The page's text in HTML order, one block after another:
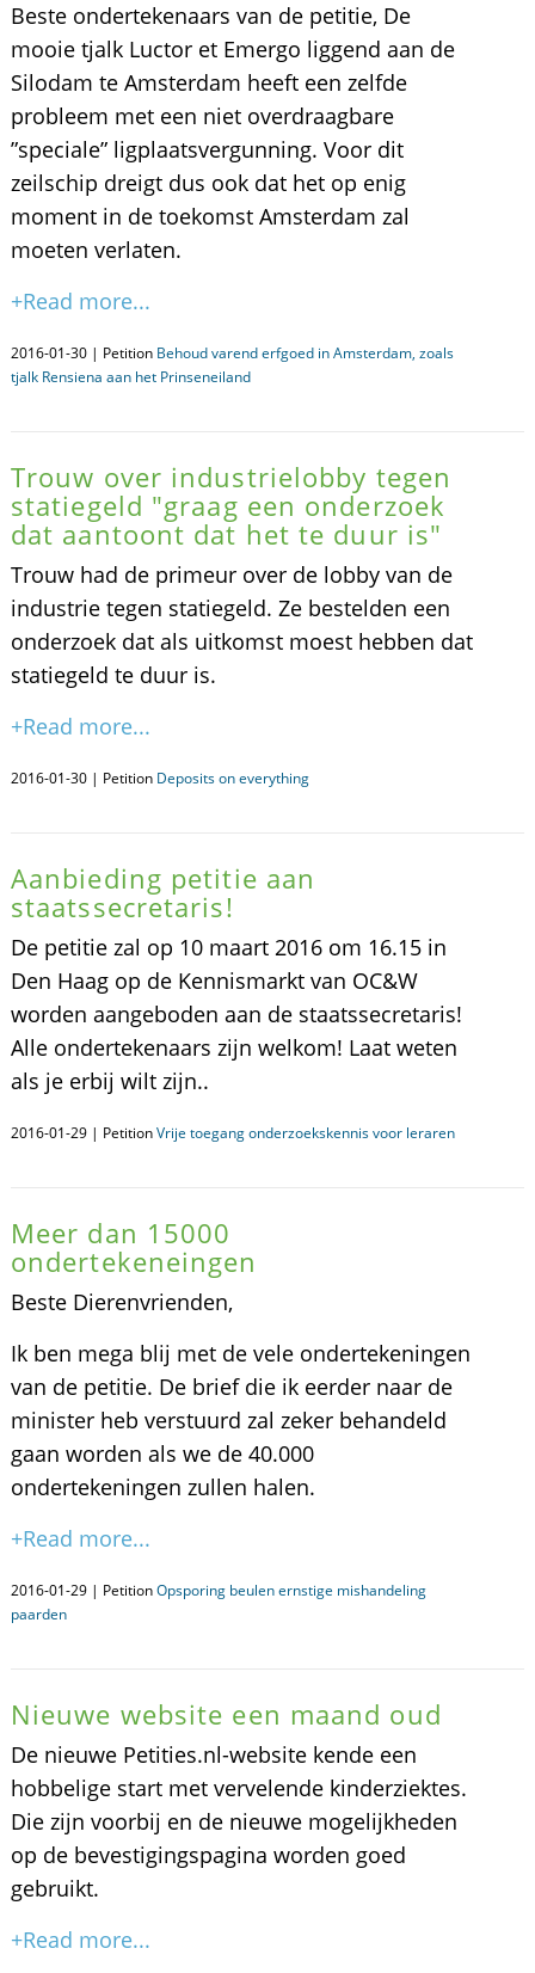
Beste ondertekenaars van de petitie, De
mooie tjalk Luctor et Emergo liggend aan de
Silodam te Amsterdam heeft een zelfde
probleem met een niet overdraagbare
”speciale” ligplaatsvergunning. Voor dit
zeilschip dreigt dus ook dat het op enig
moment in de toekomst Amsterdam zal
moeten verlaten.
+Read more...
2016-01-30 | Petition Behoud varend erfgoed in Amsterdam, zoals
tjalk Rensiena aan het Prinseneiland
Trouw over industrielobby tegen
statiegeld "graag een onderzoek
dat aantoont dat het te duur is"
Trouw had de primeur over de lobby van de
industrie tegen statiegeld. Ze bestelden een
onderzoek dat als uitkomst moest hebben dat
statiegeld te duur is.
+Read more...
2016-01-30 | Petition Deposits on everything
Aanbieding petitie aan
staatssecretaris!
De petitie zal op 10 maart 2016 om 16.15 in
Den Haag op de Kennismarkt van OC&W
worden aangeboden aan de staatssecretaris!
Alle ondertekenaars zijn welkom! Laat weten
als je erbij wilt zijn..
2016-01-29 | PetitionVrije toegang onderzoekskennis voor leraren
Meer dan 15000
ondertekeneingen
Beste Dierenvrienden,
Ik ben mega blij met de vele ondertekeningen
van de petitie. De brief die ik eerder naar de
minister heb verstuurd zal zeker behandeld
gaan worden als we de 40.000
ondertekeningen zullen halen.
+Read more...
2016-01-29 | PetitionOpsporing beulen ernstige mishandeling
paarden
Nieuwe website een maand oud
De nieuwe Petities.nl-website kende een
hobbelige start met vervelende kinderziektes.
Die zijn voorbij en de nieuwe mogelijkheden
op de bevestigingspagina worden goed
gebruikt.
+Read more...